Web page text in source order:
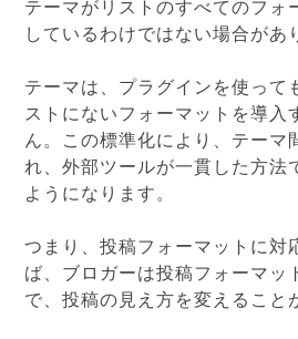
テーマがリストのすべてのフォ
しているわけではない場合があ
テーマは、プラグインを使って
ストにないフォーマットを導入
ん。この標準化により、テーマ
れ、外部ツールが一貫した方法
ようになります。
つまり、投稿フォーマットに対
ば、ブロガーは投稿フォーマッ
で、投稿の見え方を変えること